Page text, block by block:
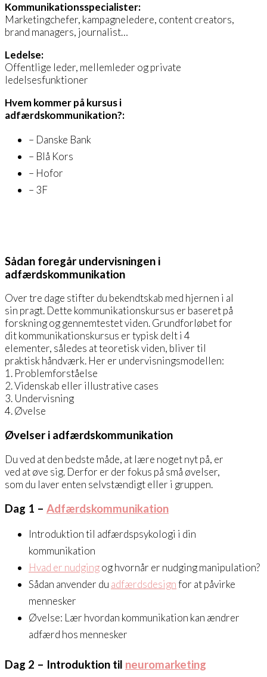
Kommunikationsspecialister:
Marketingchefer, kampagneledere, content creators,
brand managers, journalist…
Ledelse:
Offentlige leder, mellemleder og private
ledelsesfunktioner
Hvem kommer på kursus i
adfærdskommunikation?:
– Danske Bank
– Blå Kors
– Hofor
– 3F
Sådan foregår undervisningen i
adfærdskommunikation
Over tre dage stifter du bekendtskab med hjernen i al
sin pragt. Dette kommunikationskursus er baseret på
forskning og gennemtestet viden. Grundforløbet for
dit kommunikationskursus er typisk delt i 4
elementer, således at teoretisk viden, bliver til
praktisk håndværk. Her er undervisningsmodellen:
1. Problemforståelse
2. Videnskab eller illustrative cases
3. Undervisning
4. Øvelse
Øvelser i adfærdskommunikation
Du ved at den bedste måde, at lære noget nyt på, er
ved at øve sig. Derfor er der fokus på små øvelser,
som du laver enten selvstændigt eller i gruppen.
Dag 1 – Adfærdskommunikation
Introduktion til adfærdspsykologi i din
kommunikation
Hvad er nudgingog hvornår er nudging manipulation?
Sådan anvender du adfærdsdesignfor at påvirke
mennesker
Øvelse: Lær hvordan kommunikation kan ændrer
adfærd hos mennesker
Dag 2 – Introduktion til neuromarketing